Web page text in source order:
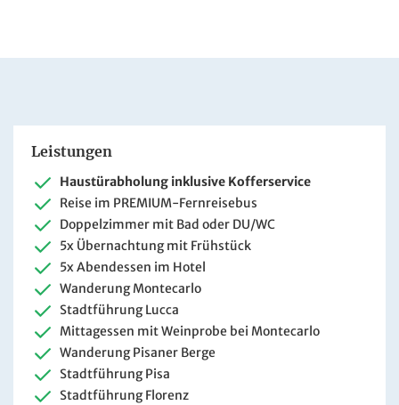
Leistungen
Haustürabholung inklusive Kofferservice
Reise im PREMIUM-Fernreisebus
Doppelzimmer mit Bad oder DU/WC
5x Übernachtung mit Frühstück
5x Abendessen im Hotel
Wanderung Montecarlo
Stadtführung Lucca
Mittagessen mit Weinprobe bei Montecarlo
Wanderung Pisaner Berge
Stadtführung Pisa
Stadtführung Florenz